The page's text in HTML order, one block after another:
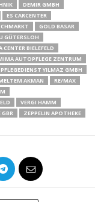
DEMIR GMBH
ES CARCENTER
GOLD BASAR
GÜTERSLOH
CENTER BIELEFELD
AUTOPFLEGE ZENTRUM
PFLEGEDIENST YILMAZ GMBH
AKMAN
RE/MAX
VERGI HAMM
GBR
ZEPPELIN APOTHEKE